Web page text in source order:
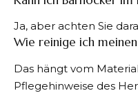
Ja, aber achten Sie
Wie reinige ich
Das hängt vom
Pflegehinweise des